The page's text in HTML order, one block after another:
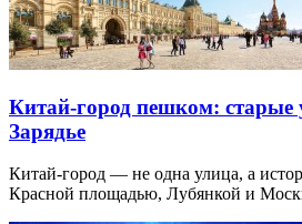
Китай-город пешком:
Зарядье
Китай-город — не одна улица, а
Красной площадью, Лубянкой и